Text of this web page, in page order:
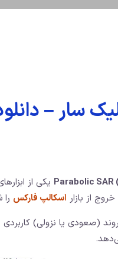
سار –
Parabolic یکی از
از بازار اسکالپ فارکس
روند (صعودی یا نزولی)